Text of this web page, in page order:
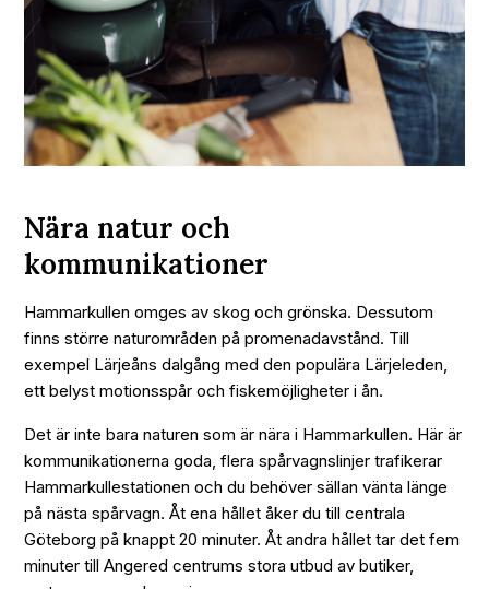
Nära natur och
kommunikationer
Hammarkullen omges av skog och grönska. Dessutom
finns större naturområden på promenadavstånd. Till
exempel Lärjeåns dalgång med den populära Lärjeleden,
ett belyst motionsspår och fiskemöjligheter i ån.
Det är inte bara naturen som är nära i Hammarkullen. Här är
kommunikationerna goda, flera spårvagnslinjer trafikerar
Hammarkullestationen och du behöver sällan vänta länge
på nästa spårvagn. Åt ena hållet åker du till centrala
Göteborg på knappt 20 minuter. Åt andra hållet tar det fem
minuter till Angered centrums stora utbud av butiker,